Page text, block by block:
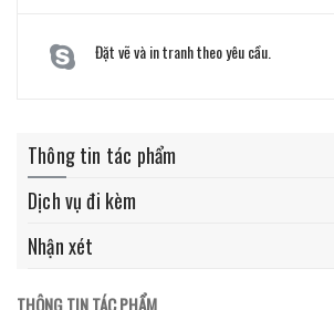
Đặt vẽ và in tranh theo yêu cầu.
Thông tin tác phẩm
Dịch vụ đi kèm
Nhận xét
THÔNG TIN TÁC PHẨM